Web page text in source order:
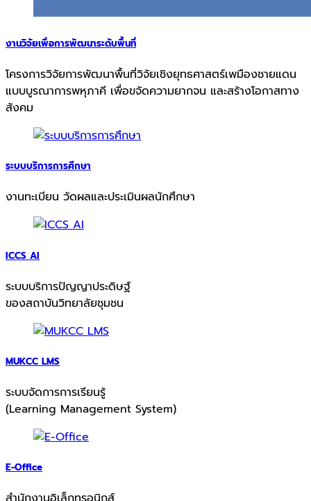
งานวิจัยเพื่อการพัฒนาระดับพื้นที่
โครงการวิจัยการพัฒนาพื้นที่วิจัยเชิงยุทธศาสตร์เพมืองชายแดน
แบบบูรณาการพหุภาคี เพื่อขจัดความยากจน และสร้างโอกาสทาง
สังคม
ระบบบริการการศึกษา
งานทะเบียน วัดผลและประเมินผลนักศึกษา
ICCS AI
ระบบบริการปัญญาประดิษฐ์
ของสถาบันวิทยาลัยชุมชน
MUKCC LMS
ระบบจัดการการเรียนรู้
(Learning Management System)
E-Office